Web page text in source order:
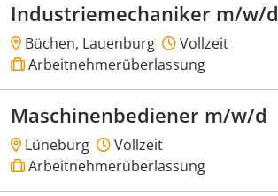
Industriemechaniker m/w/d
Büchen, Lauenburg
Vollzeit
Arbeitnehmerüberlassung
Maschinenbediener m/w/d
Lüneburg
Vollzeit
Arbeitnehmerüberlassung